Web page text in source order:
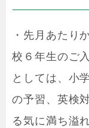
・先月あたり
校６年生のご
としては、小
の予習、英検
る気に満ち溢